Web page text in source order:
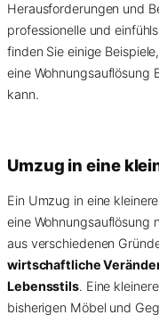
Herausforderungen und
professionelle und
finden Sie einige
eine Wohnungsauflösung
kann.
Umzug in eine
Ein Umzug in eine
eine Wohnungsauflösung
aus verschiedenen
wirtschaftliche
Lebensstils. Eine
bisherigen Möbel und